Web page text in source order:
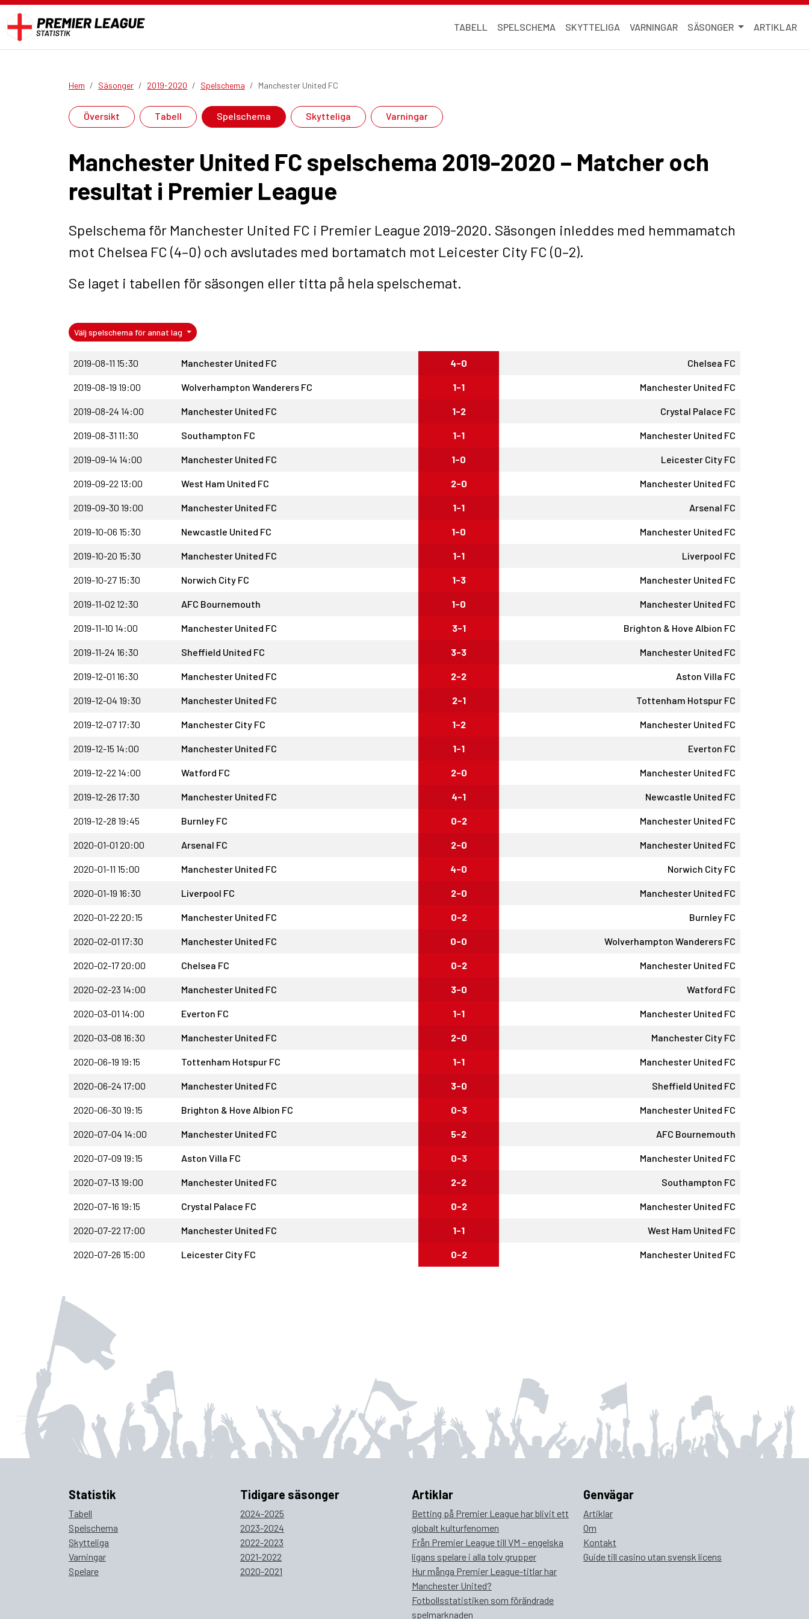
TABELL SPELSCHEMA SKYTTELIGA VARNINGAR SÄSONGER ARTIKLAR
Hem Säsonger 2019-2020 Spelschema Manchester United FC
Översikt Tabell Spelschema Skytteliga Varningar
Manchester United FC spelschema 2019-2020 – Matcher och
resultat i Premier League
Spelschema för Manchester United FC i Premier League 2019-2020. Säsongen inleddes med hemmamatch
mot Chelsea FC (4–0) och avslutades med bortamatch mot Leicester City FC (0–2).
Se laget i tabellen för säsongen eller titta på hela spelschemat.
Välj spelschema för annat lag
2019-08-11 15:30 Manchester United FC 4-0 Chelsea FC
2019-08-19 19:00 Wolverhampton Wanderers FC 1-1 Manchester United FC
2019-08-24 14:00 Manchester United FC 1-2 Crystal Palace FC
2019-08-31 11:30 Southampton FC 1-1 Manchester United FC
2019-09-14 14:00 Manchester United FC 1-0 Leicester City FC
2019-09-22 13:00 West Ham United FC 2-0 Manchester United FC
2019-09-30 19:00 Manchester United FC 1-1 Arsenal FC
2019-10-06 15:30 Newcastle United FC 1-0 Manchester United FC
2019-10-20 15:30 Manchester United FC 1-1 Liverpool FC
2019-10-27 15:30 Norwich City FC 1-3 Manchester United FC
2019-11-02 12:30 AFC Bournemouth 1-0 Manchester United FC
2019-11-10 14:00 Manchester United FC 3-1 Brighton & Hove Albion FC
2019-11-24 16:30 Sheffield United FC 3-3 Manchester United FC
2019-12-01 16:30 Manchester United FC 2-2 Aston Villa FC
2019-12-04 19:30 Manchester United FC 2-1 Tottenham Hotspur FC
2019-12-07 17:30 Manchester City FC 1-2 Manchester United FC
2019-12-15 14:00 Manchester United FC 1-1 Everton FC
2019-12-22 14:00 Watford FC 2-0 Manchester United FC
2019-12-26 17:30 Manchester United FC 4-1 Newcastle United FC
2019-12-28 19:45 Burnley FC 0-2 Manchester United FC
2020-01-01 20:00 Arsenal FC 2-0 Manchester United FC
2020-01-11 15:00 Manchester United FC 4-0 Norwich City FC
2020-01-19 16:30 Liverpool FC 2-0 Manchester United FC
2020-01-22 20:15 Manchester United FC 0-2 Burnley FC
2020-02-01 17:30 Manchester United FC 0-0 Wolverhampton Wanderers FC
2020-02-17 20:00 Chelsea FC 0-2 Manchester United FC
2020-02-23 14:00 Manchester United FC 3-0 Watford FC
2020-03-01 14:00 Everton FC 1-1 Manchester United FC
2020-03-08 16:30 Manchester United FC 2-0 Manchester City FC
2020-06-19 19:15 Tottenham Hotspur FC 1-1 Manchester United FC
2020-06-24 17:00 Manchester United FC 3-0 Sheffield United FC
2020-06-30 19:15 Brighton & Hove Albion FC 0-3 Manchester United FC
2020-07-04 14:00 Manchester United FC 5-2 AFC Bournemouth
2020-07-09 19:15 Aston Villa FC 0-3 Manchester United FC
2020-07-13 19:00 Manchester United FC 2-2 Southampton FC
2020-07-16 19:15 Crystal Palace FC 0-2 Manchester United FC
2020-07-22 17:00 Manchester United FC 1-1 West Ham United FC
2020-07-26 15:00 Leicester City FC 0-2 Manchester United FC
Statistik
Tabell
Spelschema
Skytteliga
Varningar
Spelare
Tidigare säsonger
2024-2025
2023-2024
2022-2023
2021-2022
2020-2021
Artiklar
Betting på Premier League har blivit ett
globalt kulturfenomen
Från Premier League till VM – engelska
ligans spelare i alla tolv grupper
Hur många Premier League-titlar har
Manchester United?
Fotbollsstatistiken som förändrade
spelmarknaden
Genvägar
Artiklar
Om
Kontakt
Guide till casino utan svensk licens